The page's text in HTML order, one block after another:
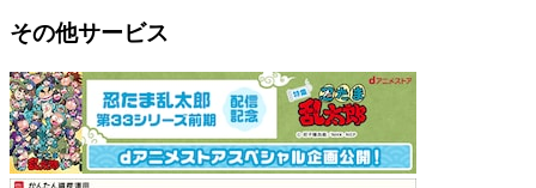
その他サービス